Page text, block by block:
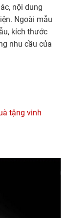
nội dung
Ngoài mẫu
kích thước
nhu cầu của
tặng vinh